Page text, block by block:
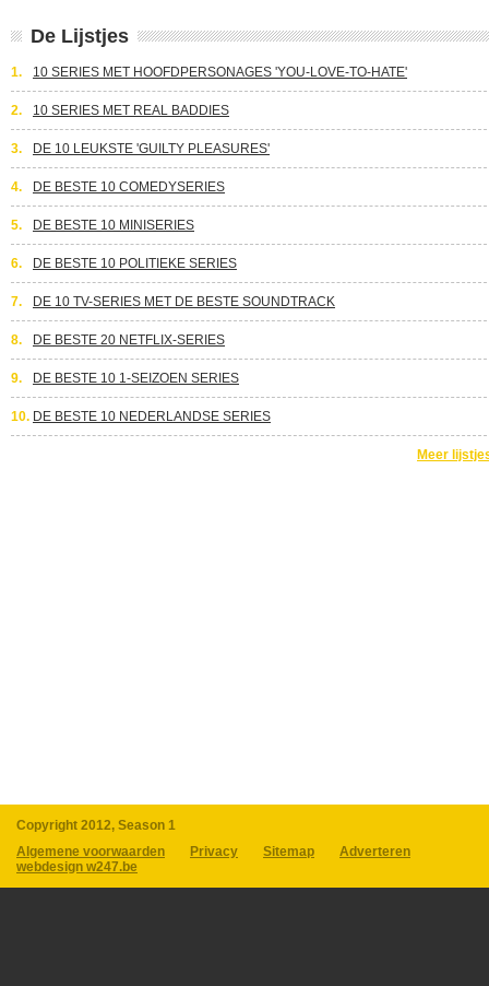
De Lijstjes
1. 10 SERIES MET HOOFDPERSONAGES 'YOU-LOVE-TO-HATE'
2. 10 SERIES MET REAL BADDIES
3. DE 10 LEUKSTE 'GUILTY PLEASURES'
4. DE BESTE 10 COMEDYSERIES
5. DE BESTE 10 MINISERIES
6. DE BESTE 10 POLITIEKE SERIES
7. DE 10 TV-SERIES MET DE BESTE SOUNDTRACK
8. DE BESTE 20 NETFLIX-SERIES
9. DE BESTE 10 1-SEIZOEN SERIES
10. DE BESTE 10 NEDERLANDSE SERIES
Meer
Copyright 2012, Season 1
Algemene voorwaarden
Privacy Sitemap
Adverteren
webdesign w247.be